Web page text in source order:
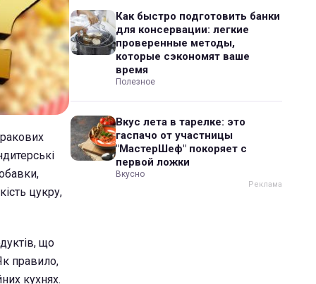
цукру,
що
правило,
кухнях.
Как быстро подготовить банки
для консервации: легкие
проверенные методы,
которые сэкономят ваше
время
Полезное
Вкус лета в тарелке: это
гаспачо от участницы
"МастерШеф" покоряет с
первой ложки
Вкусно